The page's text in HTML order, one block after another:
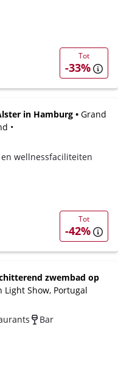
Tot
-33%
in Hamburg • Grand
•
en wellnessfaciliteiten
Tot
-42%
zwembad op
Light Show, Portugal
Bar